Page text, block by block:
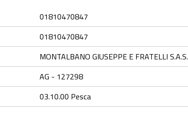
01810470847
01810470847
MONTALBANO GIUSEPPE E FRATELLI S.A.S.
AG - 127298
03.10.00 Pesca